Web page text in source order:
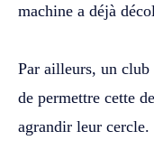
machine a déjà
‎Par ailleurs, un club
de permettre cette
agrandir leur cercle.